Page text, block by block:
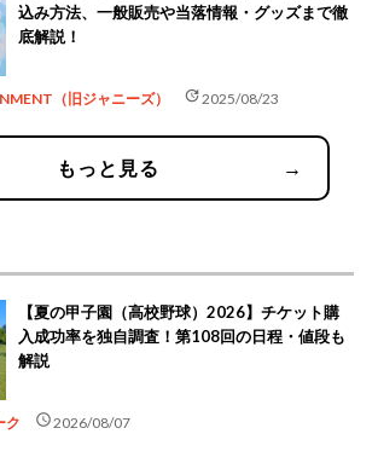
込み方法、一般販売や当落情報・グッズまで徹
底解説！
（旧ジャニーズ） update2025/08/23
もっと見る →
【夏の甲子園（高校野球）2026】チケット購
入成功率を独自調査！第108回の日程・値段も
解説
ク schedule2026/08/07